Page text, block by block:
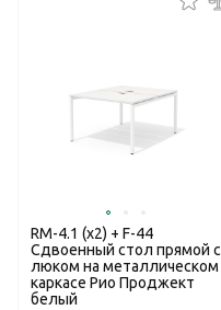
RM-4.1 (x2) + F-44
Сдвоенный стол прямой с
люком на металлическом
каркасе Рио Проджект
белый